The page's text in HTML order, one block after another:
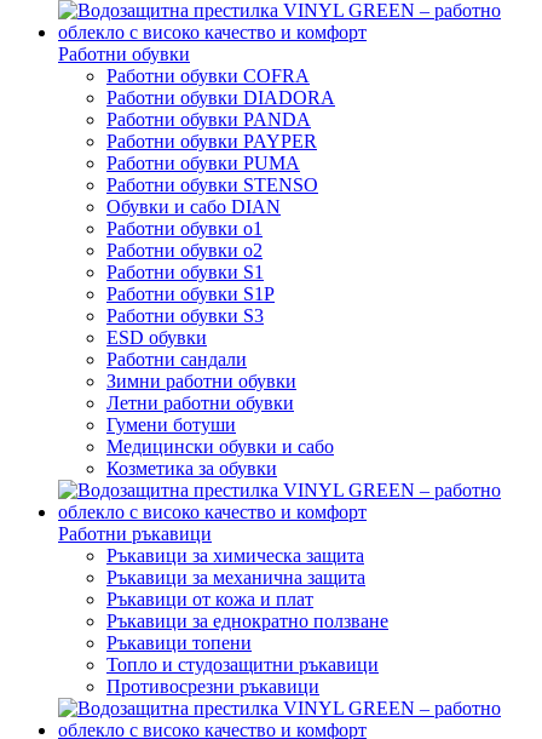
Работни обувки
Работни обувки COFRA
Работни обувки DIADORA
Работни обувки PANDA
Работни обувки PAYPER
Работни обувки PUMA
Работни обувки STENSO
Обувки и сабо DIAN
Работни обувки o1
Работни обувки o2
Работни обувки S1
Работни обувки S1P
Работни обувки S3
ESD обувки
Работни сандали
Зимни работни обувки
Летни работни обувки
Гумени ботуши
Медицински обувки и сабо
Козметика за обувки
Работни ръкавици
Ръкавици за химическа защита
Ръкавици за механична защита
Ръкавици от кожа и плат
Ръкавици за еднократно ползване
Ръкавици топени
Топло и студозащитни ръкавици
Противосрезни ръкавици